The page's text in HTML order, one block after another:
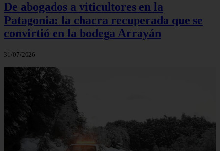
De abogados a viticultores en la
Patagonia: la chacra recuperada que se
convirtió en la bodega Arrayán
31/07/2026